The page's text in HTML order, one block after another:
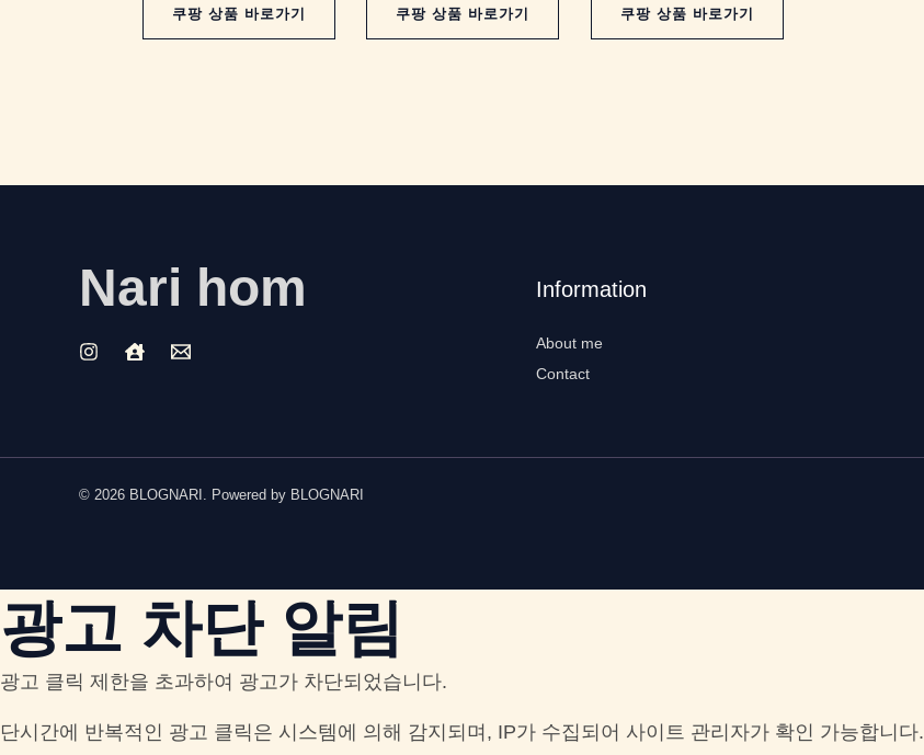
쿠팡 상품 바로가기 쿠팡 상품 바로가기 쿠팡 상품 바로가기
Nari hom Information
About me
Contact
© 2026 BLOGNARI. Powered by BLOGNARI
광고 차단 알림
광고 클릭 제한을 초과하여 광고가 차단되었습니다.
단시간에 반복적인 광고 클릭은 시스템에 의해 감지되며, IP가 수집되어 사이트 관리자가 확인 가능합니다.